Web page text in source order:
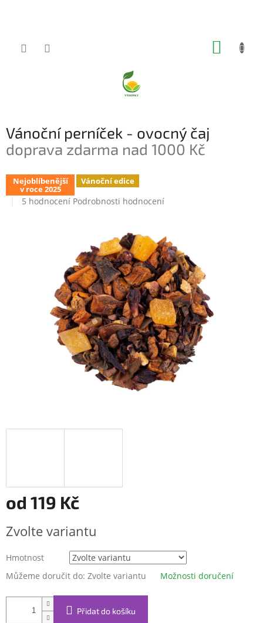
Vánoční perníček - ovocný čaj
doprava zdarma nad 1000 Kč
Nejoblíbenější
v roce 2025
Vánoční edice
Průměrné
5 hodnocení Podrobnosti hodnocení
od 119 Kč
cena:
Zvolte variantu
Hmotnost
Můžeme doručit do: Zvolte variantu Možnosti doručení
Přidat do košíku